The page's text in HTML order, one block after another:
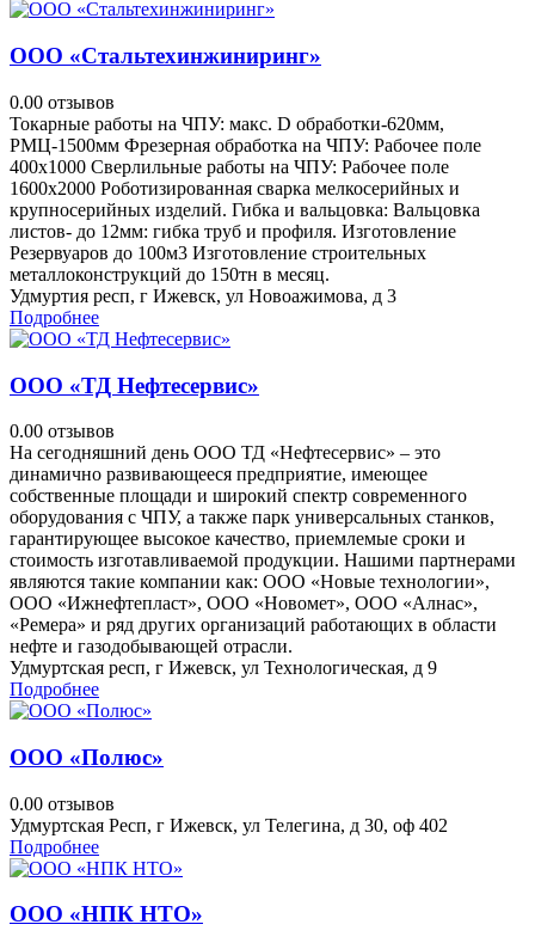
ООО «Стальтехинжиниринг»
0.00 отзывов
Токарные работы на ЧПУ: макс. D обработки-620мм,
РМЦ-1500мм Фрезерная обработка на ЧПУ: Рабочее поле
400х1000 Сверлильные работы на ЧПУ: Рабочее поле
1600х2000 Роботизированная сварка мелкосерийных и
крупносерийных изделий. Гибка и вальцовка: Вальцовка
листов- до 12мм: гибка труб и профиля. Изготовление
Резервуаров до 100м3 Изготовление строительных
металлоконструкций до 150тн в месяц.
Удмуртия респ, г Ижевск, ул Новоажимова, д 3
Подробнее
ООО «ТД Нефтесервис»
0.00 отзывов
На сегодняшний день ООО ТД «Нефтесервис» – это
динамично развивающееся предприятие, имеющее
собственные площади и широкий спектр современного
оборудования с ЧПУ, а также парк универсальных станков,
гарантирующее высокое качество, приемлемые сроки и
стоимость изготавливаемой продукции. Нашими партнерами
являются такие компании как: ООО «Новые технологии»,
ООО «Ижнефтепласт», ООО «Новомет», ООО «Алнас»,
«Ремера» и ряд других организаций работающих в области
нефте и газодобывающей отрасли.
Удмуртская респ, г Ижевск, ул Технологическая, д 9
Подробнее
ООО «Полюс»
0.00 отзывов
Удмуртская Респ, г Ижевск, ул Телегина, д 30, оф 402
Подробнее
ООО «НПК НТО»